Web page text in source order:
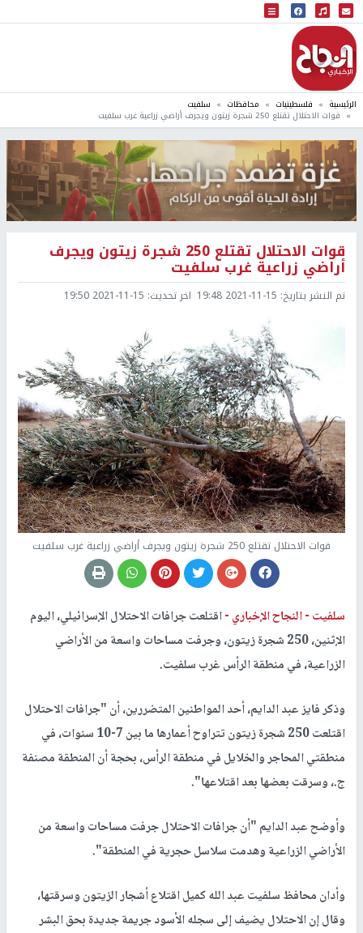
البث المباشر
إذاعة النجاح
الرئيسية فلسطينيات محافظات سلفيت
قوات الاحتلال تقتلع 250 شجرة زيتون ويجرف أراضي زراعية غرب سلفيت
قوات الاحتلال تقتلع 250 شجرة زيتون ويجرف
أراضي زراعية غرب سلفيت
تم النشر بتاريخ: 2021-11-15 19:48 اخر تحديث: 2021-11-15 19:50
قوات الاحتلال تقتلع 250 شجرة زيتون ويجرف أراضي زراعية غرب سلفيت
سلفيت -النجاح الإخباري -اقتلعت جرافات الاحتلال الإسرائيلي، اليوم
الإثنين، 250 شجرة زيتون، وجرفت مساحات واسعة من الأراضي
الزراعية، في منطقة الرأس غرب سلفيت.
وذكر فايز عبد الدايم، أحد المواطنين المتضررين، أن "جرافات الاحتلال
اقتلعت 250 شجرة زيتون تتراوح أعمارها ما بين 7-10 سنوات، في
منطقتي المحاجر والخلايل في منطقة الرأس، بحجة أن المنطقة مصنفة
ج.، وسرقت بعضها بعد اقتلاعها".
وأوضح عبد الدايم "أن جرافات الاحتلال جرفت مساحات واسعة من
الأراضي الزراعية وهدمت سلاسل حجرية في المنطقة".
وأدان محافظ سلفيت عبد الله كميل اقتلاع أشجار الزيتون وسرقتها،
وقال إن الاحتلال يضيف إلى سجله الأسود جريمة جديدة بحق البشر